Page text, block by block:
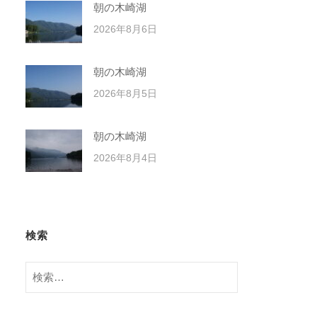
朝の木崎湖
2026年8月6日
朝の木崎湖
2026年8月5日
朝の木崎湖
2026年8月4日
検索
検
索: